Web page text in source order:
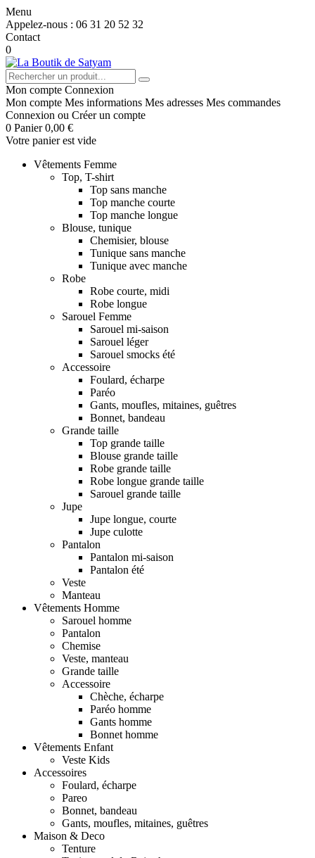
Menu
Appelez-nous : 06 31 20 52 32
Contact
0
Mon compte Connexion
Mon compte Mes informations Mes adresses Mes commandes
Connexion ou Créer un compte
0 Panier 0,00 €
Votre panier est vide
Vêtements Femme
Top, T-shirt
Top sans manche
Top manche courte
Top manche longue
Blouse, tunique
Chemisier, blouse
Tunique sans manche
Tunique avec manche
Robe
Robe courte, midi
Robe longue
Sarouel Femme
Sarouel mi-saison
Sarouel léger
Sarouel smocks été
Accessoire
Foulard, écharpe
Paréo
Gants, moufles, mitaines, guêtres
Bonnet, bandeau
Grande taille
Top grande taille
Blouse grande taille
Robe grande taille
Robe longue grande taille
Sarouel grande taille
Jupe
Jupe longue, courte
Jupe culotte
Pantalon
Pantalon mi-saison
Pantalon été
Veste
Manteau
Vêtements Homme
Sarouel homme
Pantalon
Chemise
Veste, manteau
Grande taille
Accessoire
Chèche, écharpe
Paréo homme
Gants homme
Bonnet homme
Vêtements Enfant
Veste Kids
Accessoires
Foulard, écharpe
Pareo
Bonnet, bandeau
Gants, moufles, mitaines, guêtres
Maison & Deco
Tenture